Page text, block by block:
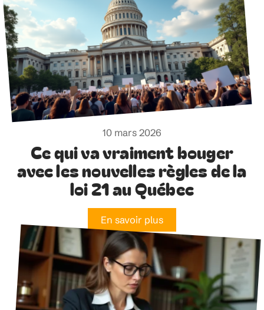
10 mars 2026
Ce qui va vraiment bouger
avec les nouvelles règles de la
loi 21 au Québec
En savoir plus